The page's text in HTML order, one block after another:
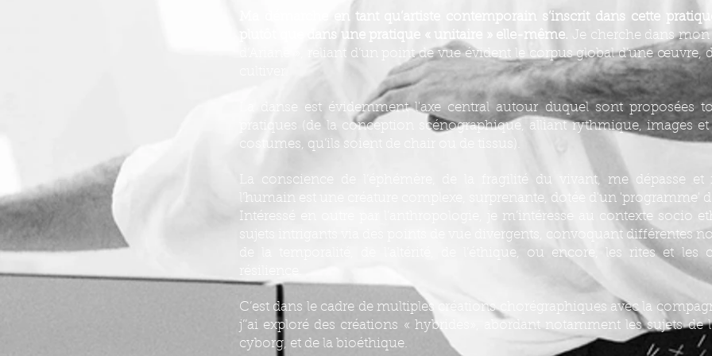
Ma démarche en tant qu’artiste contemporain s’inscrit dans cette
plutôt que dans une pratique « unitaire » elle-même. Je cherche dans
d’Ariane », reliant d’un point de vue évident le corpus global d’une œuvre,
La danse est évidemment l'axe central autour duquel sont proposées
pratiques (de la conception scénographique, alliant rythmique, images
costumes, qu’ils soient de chair ou de tissus).
La conscience de l’éphémère, de la fragilité du vivant, me dépasse et
l’humain est une créature complexe, surprenante, dotée d'un 'programme'
Intéressé en outre par l’anthropologie, je m’intéresse au contexte socio
sujets intrigants via des points de vue divergents, convoquant différentes
de la temporalité, de l’altérité, de l’éthique, ou encore, les rites et les
C’est dans le cadre de multiples créations chorégraphiques avec la
j’’ai exploré des créations « hybrides», abordant notamment les sujets de
cyborg, et de la bioéthique.